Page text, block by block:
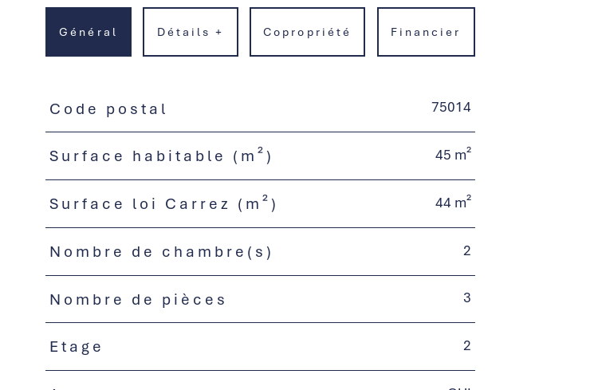
Général Détails + Copropriété Financier
TRAD_PAMPERO_Caracteristique
Code postal 75014
Surface habitable (m²) 45 m²
Surface loi Carrez (m²) 44 m²
Nombre de chambre(s) 2
Nombre de pièces 3
Etage 2